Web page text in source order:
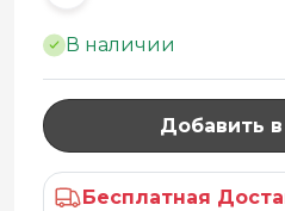
В наличии
Добавить
Бесплатная